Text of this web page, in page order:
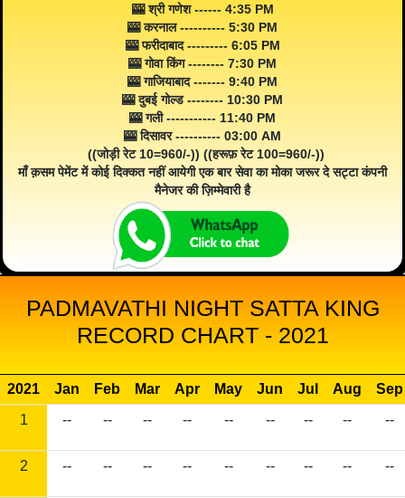
🎰 श्री गणेश ------ 4:35 PM
🎰 करनाल ---------- 5:30 PM
🎰 फरीदाबाद --------- 6:05 PM
🎰 गोवा किंग -------- 7:30 PM
🎰 गाजियाबाद ------- 9:40 PM
🎰 दुबई गोल्ड -------- 10:30 PM
🎰 गली ----------- 11:40 PM
🎰 दिसावर ---------- 03:00 AM
((जोड़ी रेट 10=960/-)) ((हरूफ़ रेट 100=960/-))
माँ क़सम पेमेंट में कोई दिक्कत नहीं आयेगी एक बार सेवा का मोका जरूर दे सट्टा कंपनी
मैनेजर की ज़िम्मेवारी है
PADMAVATHI NIGHT SATTA KING
RECORD CHART - 2021
2021 Jan Feb Mar Apr May Jun Jul Aug
Sep
1
-- -- -- -- -- -- -- -- --
2 -- -- -- -- -- -- -- -- --